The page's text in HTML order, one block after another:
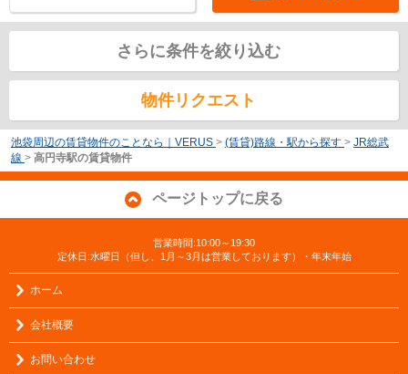
さらに条件を絞り込む
物件リクエスト
池袋周辺の賃貸物件のことなら｜VERUS > (賃貸)路線・駅から探す > JR総武
線 > 高円寺駅の賃貸物件
ページトップに戻る
営業時間:10:00～19:30
定休日:水曜日（但し、1月～3月は営業しております）・年末年始
ホーム
会社概要
お問い合わせ